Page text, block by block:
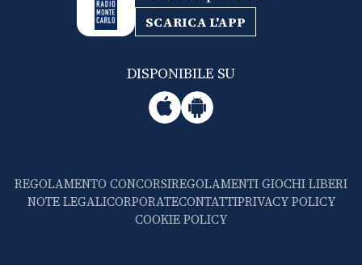
SCARICA L'APP
DISPONIBILE SU
REGOLAMENTO CONCORSIREGOLAMENTI GIOCHI LIBERI
NOTE LEGALICORPORATECONTATTIPRIVACY POLICY
COOKIE POLICY